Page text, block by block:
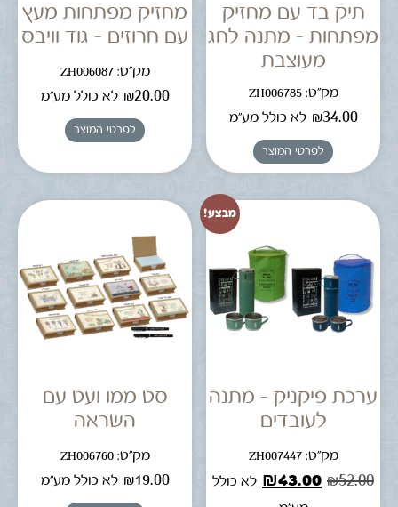
תיק בד עם מחזיק
מפתחות – מתנה לחג
מעוצבת
מק"ט: ZH006785
₪34.00 לא כולל מע"מ
לפרטי המוצר
מחזיק מפתחות מעץ
עם חרוזים – גוד וויבס
מק"ט: ZH006087
₪20.00 לא כולל מע"מ
לפרטי המוצר
מבצע!
ערכת פיקניק – מתנה
לעובדים
מק"ט: ZH007447
₪52.00
₪43.00
לא כולל
סט ממו ועט עם
השראה
מק"ט: ZH006760
₪19.00 לא כולל מע"מ